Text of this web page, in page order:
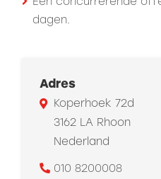
dagen.
Adres
Koperhoek 72d
3162 LA Rhoon
Nederland
010 8200008